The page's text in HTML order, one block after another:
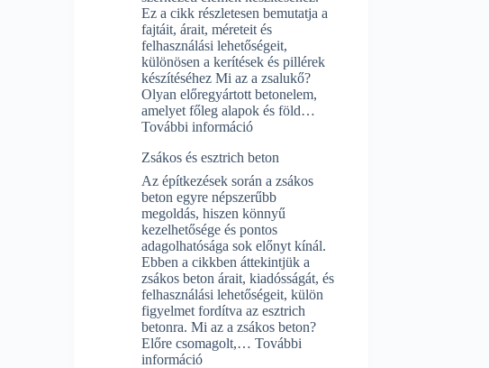
Ez a cikk részletesen bemutatja a
fajtáit, árait, méreteit és
felhasználási lehetőségeit,
különösen a kerítések és pillérek
készítéséhez Mi az a zsalukő?
Olyan előregyártott betonelem,
amelyet főleg alapok és föld…
További információ:
ár,
méretek,
és
minden,
amit
tudni
érdemes
Zsákos és esztrich beton
Az építkezések során a zsákos
beton egyre népszerűbb
megoldás, hiszen könnyű
kezelhetősége és pontos
adagolhatósága sok előnyt kínál.
Ebben a cikkben áttekintjük a
zsákos beton árait, kiadósságát, és
felhasználási lehetőségeit, külön
figyelmet fordítva az esztrich
betonra. Mi az a zsákos beton?
Előre csomagolt,…További
információ: